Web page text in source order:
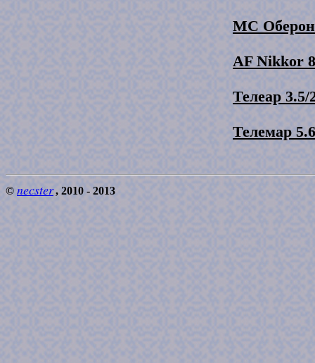
МС
AF Nikkor
Телеар
Телемар
© necster, 2010 - 2013